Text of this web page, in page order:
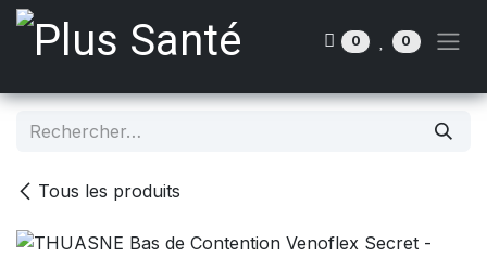
Se rendre au contenu
0 0
Tous les produits